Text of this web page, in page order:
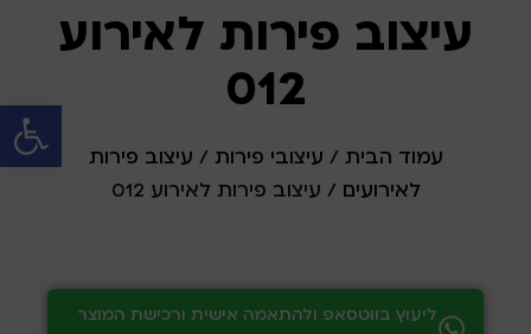
פתח
עיצוב פירות לאירוע
012
עמוד הבית / עיצובי פירות / עיצוב פירות
לאירועים / עיצוב פירות לאירוע 012
ליעוץ בווטסאפ ולהתאמה אישית ורכישת המוצר